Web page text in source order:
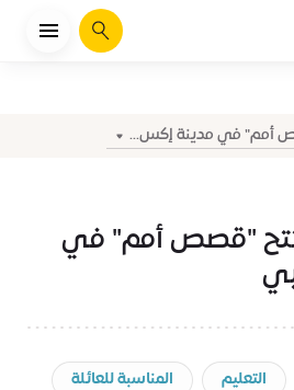
يبحث
أمم" في مدينة إكس...
"قصص أمم" في
التعليم المناسبة للعائلة